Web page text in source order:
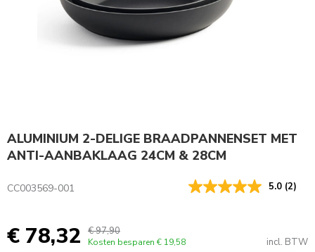
ALUMINIUM 2-DELIGE BRAADPANNENSET MET
ANTI-AANBAKLAAG 24CM & 28CM
CC003569-001 5.0 (2)
€ 78,32 € 97,90
Kosten besparen € 19,58 incl. BTW